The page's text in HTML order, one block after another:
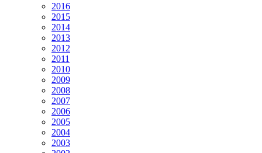
2016
2015
2014
2013
2012
2011
2010
2009
2008
2007
2006
2005
2004
2003